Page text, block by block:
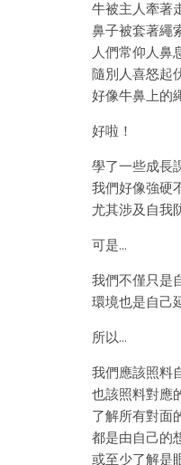
牛被主人牽著
鼻子被套著繩
人們常仰人鼻
隨別人喜怒起
好像牛鼻上的
好啦！
學了一些成長
我們好像強硬
尤其涉及自我
可是…
我們不僅只是
環境也是自己
所以…
我們應該照料
也該照料對應
了解所有對面
都是由自己的
或至少了解是